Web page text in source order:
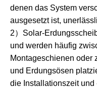
denen das System
ausgesetzt ist,
2）Solar-
und werden häufig
Montageschienen oder
und Erdungsösen
die Installationszeit und